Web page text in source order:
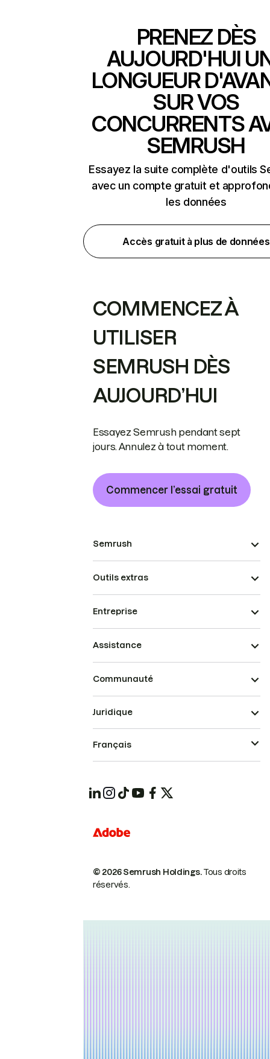
PRENEZ DÈS
AUJOURD'HUI
LONGUEUR
SUR VOS
CONCURRENTS
SEMRUSH
Essayez la suite complète d'outils
avec un compte gratuit et
les données
Accès gratuit à plus de données
COMMENCEZ À
UTILISER
SEMRUSH DÈS
AUJOURD’HUI
Essayez Semrush pendant sept
jours. Annulez à tout moment.
Commencer l’essai gratuit
Semrush
Outils extras
Entreprise
Assistance
Communauté
© 2026 Semrush Holdings.Tous droits
réservés.
Juridique
Français